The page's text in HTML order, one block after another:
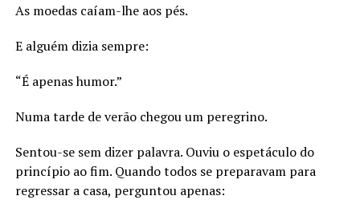
As moedas caíam-lhe aos pés.
E alguém dizia sempre:
“É apenas humor.”
Numa tarde de verão chegou um peregrino.
Sentou-se sem dizer palavra. Ouviu o espetáculo do
princípio ao fim. Quando todos se preparavam para
regressar a casa, perguntou apenas: